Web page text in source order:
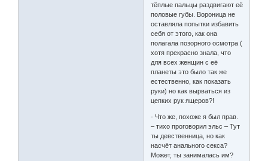
тёплые пальцы раздвигают её
половые губы. Вороница не
оставляла попытки избавить
себя от этого, как она
полагала позорного осмотра (
хотя прекрасно знала, что
для всех женщин с её
планеты это было так же
естественно, как показать
руки) но как вырваться из
цепких рук ящеров?!
- Что же, похоже я был прав.
– тихо проговорил эльс – Тут
ты девственница, но как
насчёт анального секса?
Может, ты занималась им?